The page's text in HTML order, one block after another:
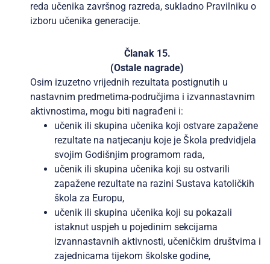
reda učenika završnog razreda, sukladno Pravilniku o
izboru učenika generacije.
Članak 15.
(Ostale nagrade)
Osim izuzetno vrijednih rezultata postignutih u
nastavnim predmetima-područjima i izvannastavnim
aktivnostima, mogu biti nagrađeni i:
učenik ili skupina učenika koji ostvare zapažene
rezultate na natjecanju koje je Škola predvidjela
svojim Godišnjim programom rada,
učenik ili skupina učenika koji su ostvarili
zapažene rezultate na razini Sustava katoličkih
škola za Europu,
učenik ili skupina učenika koji su pokazali
istaknut uspjeh u pojedinim sekcijama
izvannastavnih aktivnosti, učeničkim društvima i
zajednicama tijekom školske godine,